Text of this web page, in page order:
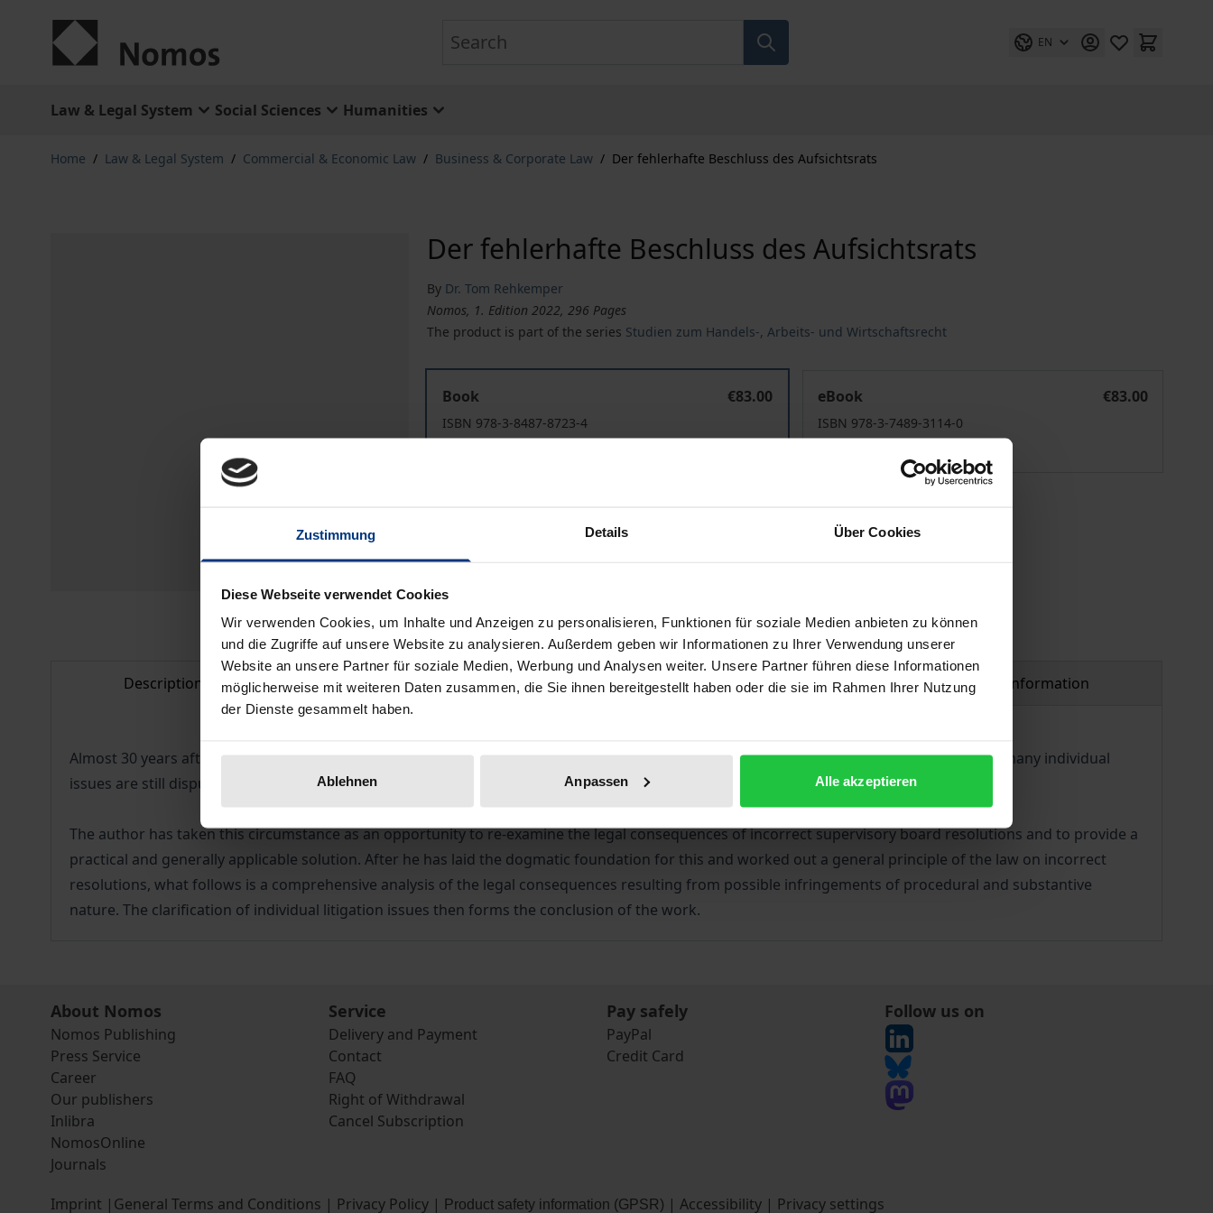
Zustimmung Details Über Cookies
Diese Webseite verwendet Cookies
Wir verwenden Cookies, um Inhalte und Anzeigen zu personalisieren, Funktionen für soziale Medien anbieten zu können
und die Zugriffe auf unsere Website zu analysieren. Außerdem geben wir Informationen zu Ihrer Verwendung unserer
Website an unsere Partner für soziale Medien, Werbung und Analysen weiter. Unsere Partner führen diese Informationen
möglicherweise mit weiteren Daten zusammen, die Sie ihnen bereitgestellt haben oder die sie im Rahmen Ihrer Nutzung
der Dienste gesammelt haben.
Ablehnen Anpassen Alle akzeptieren
EN
Law & Legal System Social Sciences Humanities
Home / Law & Legal System / Commercial & Economic Law / Business & Corporate Law / Der fehlerhafte Beschluss des Aufsichtsrats
Der fehlerhafte Beschluss des Aufsichtsrats
By Dr. Tom Rehkemper
Nomos, 1. Edition 2022, 296 Pages
The product is part of the series Studien zum Handels-, Arbeits- und Wirtschaftsrecht
Book
€83.00
ISBN 978-3-8487-8723-4
eBook
€83.00
ISBN 978-3-7489-3114-0
Add to Cart
Delivery cost notice
Description Bibliographical data Additional material Product safety information
Almost 30 years after the BGH's highly regarded fundamental decision on the consequences of incorrect supervisory board resolutions, many individual
issues are still disputed or unclear in this context.
The author has taken this circumstance as an opportunity to re-examine the legal consequences of incorrect supervisory board resolutions and to provide a
practical and generally applicable solution. After he has laid the dogmatic foundation for this and worked out a general principle of the law on incorrect
resolutions, what follows is a comprehensive analysis of the legal consequences resulting from possible infringements of procedural and substantive
nature. The clarification of individual litigation issues then forms the conclusion of the work.
About Nomos
Nomos Publishing
Press Service
Career
Our publishers
Inlibra
NomosOnline
Journals
Service
Delivery and Payment
Contact
FAQ
Right of Withdrawal
Cancel Subscription
Pay safely
PayPal
Credit Card
Follow us on
Imprint | General Terms and Conditions | Privacy Policy | Product safety information (GPSR) | Accessibility | Privacy settings